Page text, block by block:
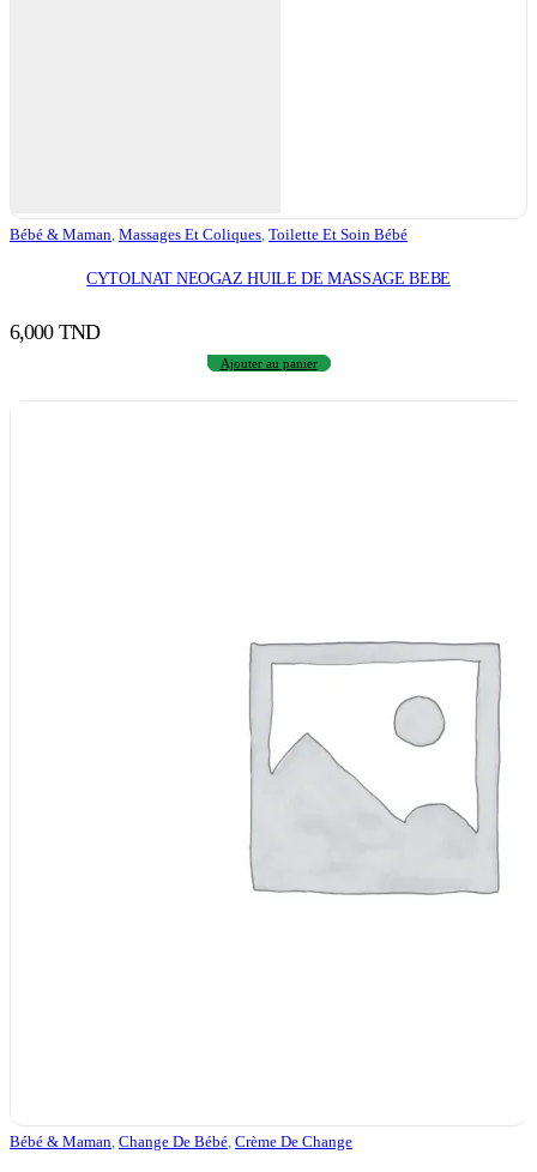
Bébé & Maman, Massages Et Coliques, Toilette Et Soin Bébé
CYTOLNAT NEOGAZ HUILE DE MASSAGE BEBE
6,000 TND
Ajouter au panier
Bébé & Maman Change De Bébé Crème De Change